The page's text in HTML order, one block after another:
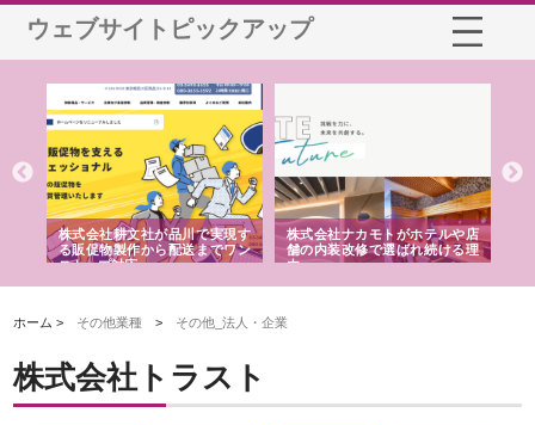
ウェブサイトピックアップ
株式会社耕文社が品川で実現す
る販促物製作から配送までワン
ストップ対応
株式会社ナカモトがホテルや店
舗の内装改修で選ばれ続ける理
由
ホーム > その他業種 > その他_法人・企業
株式会社トラスト